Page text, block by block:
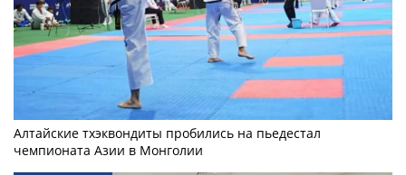
Алтайские тхэквондиты пробились на пьедестал
чемпионата Азии в Монголии